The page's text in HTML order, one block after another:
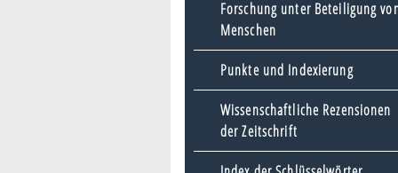
Forschung unter Beteiligung
Menschen
Punkte und Indexierung
Wissenschaftliche Rezensionen
der Zeitschrift